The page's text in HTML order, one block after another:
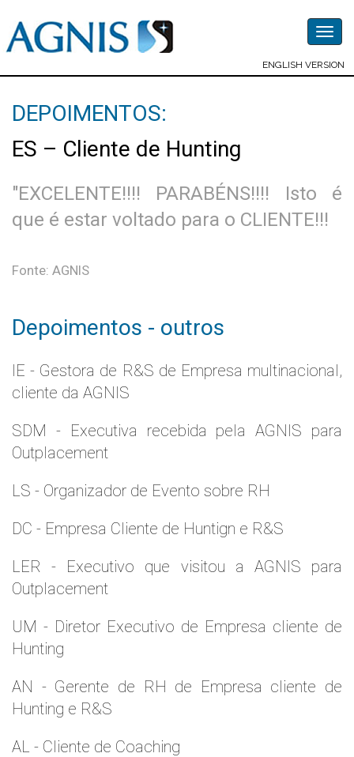
ENGLISH VERSION
DEPOIMENTOS:
ES – Cliente de Hunting
"EXCELENTE!!!! PARABÉNS!!!! Isto é
que é estar voltado para o CLIENTE!!!
Fonte: AGNIS
Depoimentos - outros
IE - Gestora de R&S de Empresa multinacional,
cliente da AGNIS
SDM - Executiva recebida pela AGNIS para
Outplacement
LS - Organizador de Evento sobre RH
DC - Empresa Cliente de Huntign e R&S
LER - Executivo que visitou a AGNIS para
Outplacement
UM - Diretor Executivo de Empresa cliente de
Hunting
AN - Gerente de RH de Empresa cliente de
Hunting e R&S
AL - Cliente de Coaching